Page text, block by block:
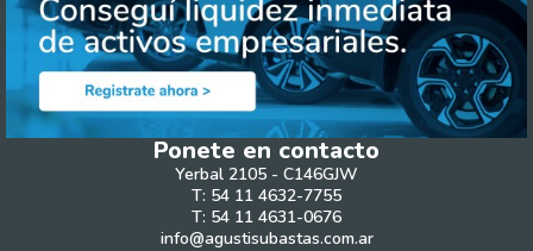
Ponete en contacto
Yerbal 2105 - C146GJW
T: 54 11 4632-7755
T: 54 11 4631-0676
info@agustisubastas.com.ar